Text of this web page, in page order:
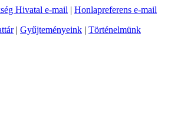
Hivatal e-mail | Honlapreferens e-mail
| Gyűjteményeink | Történelmünk